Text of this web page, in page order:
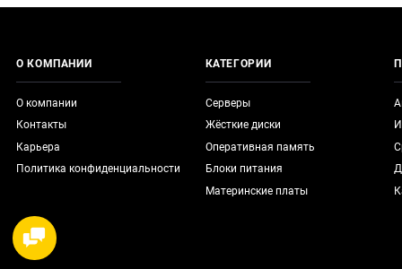
О КОМПАНИИ
О компании
Контакты
Карьера
Политика конфиденциальности
КАТЕГОРИИ
Серверы
Жёсткие диски
Оперативная память
Блоки питания
Материнские платы